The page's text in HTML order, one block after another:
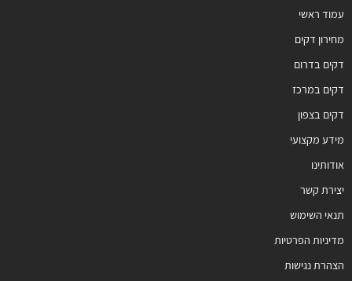
עמוד ראשי
מחירון דקים
דקים בדרום
דקים במרכז
דקים בצפון
מידע מקצועי
אודותינו
יצירת קשר
תנאי השימוש
מדיניות הפרטיות
הצהרת נגישות